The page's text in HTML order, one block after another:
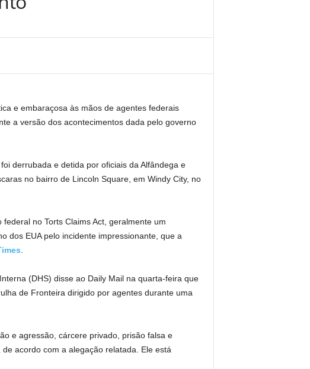
e embaraçosa às mãos de agentes federais
a versão dos acontecimentos dada pelo governo
derrubada e detida por oficiais da Alfândega e
no bairro de Lincoln Square, em Windy City, no
no Torts Claims Act, geralmente um
dos EUA pelo incidente impressionante, que a
(DHS) disse ao Daily Mail na quarta-feira que
de Fronteira dirigido por agentes durante uma
e agressão, cárcere privado, prisão falsa e
acordo com a alegação relatada. Ele está